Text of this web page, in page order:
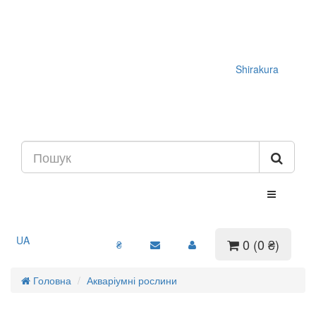
Shirakura
UA ₴ 0 (0 ₴)
Головна Акваріумні рослини